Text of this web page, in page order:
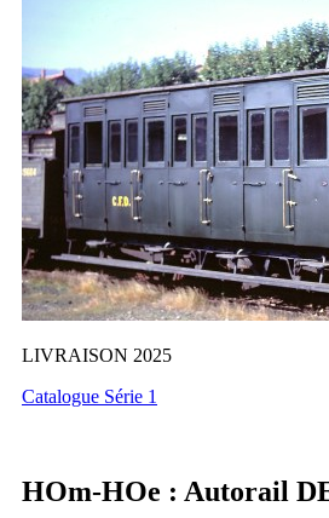
LIVRAISON 2025
Catalogue Série 1
HOm-HOe : Autorail